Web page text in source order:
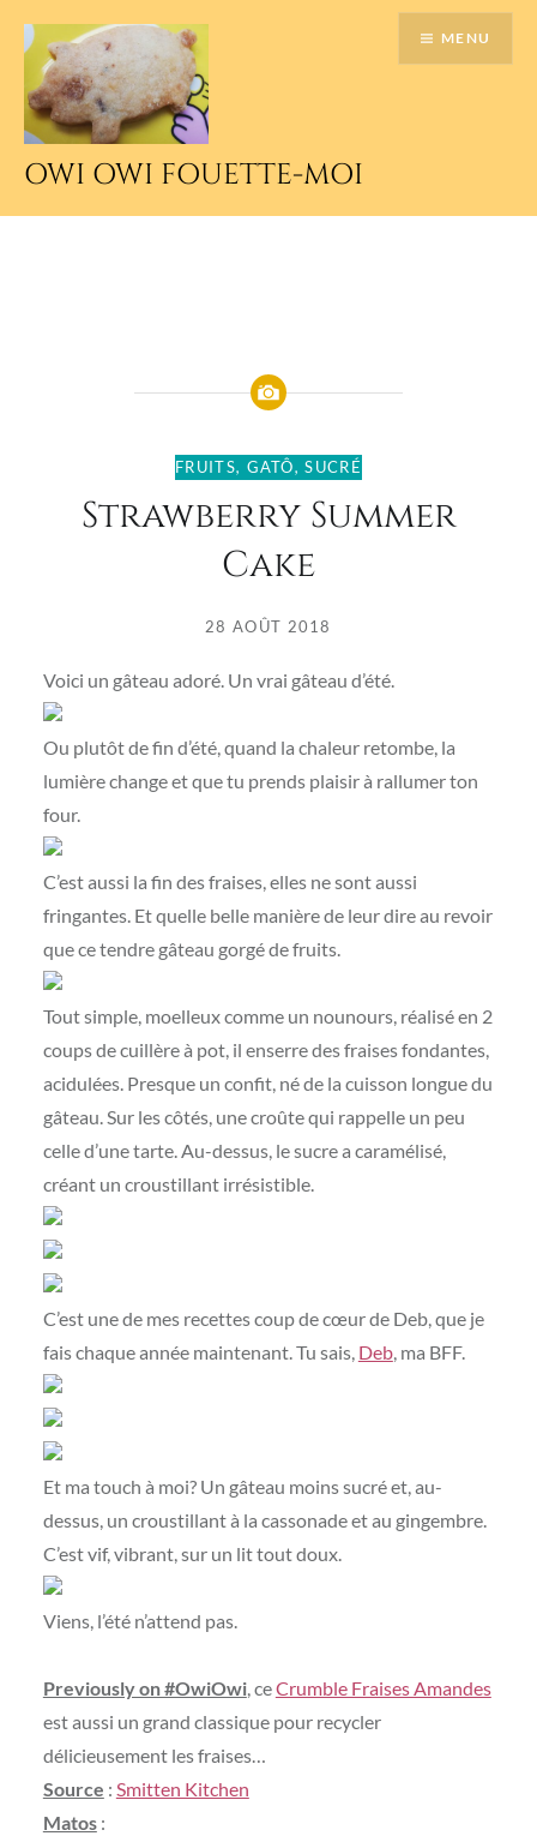
contenu
principal
OWI OWI FOUETTE-MOI
MENU
FRUITS, GATÔ,SUCRÉ
Strawberry Summer
Cake
28 AOÛT 2018
Voici un gâteau adoré. Un vrai gâteau d’été.
Ou plutôt de fin d’été, quand la chaleur retombe, la
lumière change et que tu prends plaisir à rallumer ton
four.
C’est aussi la fin des fraises, elles ne sont aussi
fringantes. Et quelle belle manière de leur dire au revoir
que ce tendre gâteau gorgé de fruits.
Tout simple, moelleux comme un nounours, réalisé en 2
coups de cuillère à pot, il enserre des fraises fondantes,
acidulées. Presque un confit, né de la cuisson longue du
gâteau. Sur les côtés, une croûte qui rappelle un peu
celle d’une tarte. Au-dessus, le sucre a caramélisé,
créant un croustillant irrésistible.
C’est une de mes recettes coup de cœur de Deb, que je
fais chaque année maintenant. Tu sais, Deb, ma BFF.
Et ma touch à moi? Un gâteau moins sucré et, au-
dessus, un croustillant à la cassonade et au gingembre.
C’est vif, vibrant, sur un lit tout doux.
Viens, l’été n’attend pas.
Previously on #OwiOwi, ceCrumble Fraises Amandes
est aussi un grand classique pour recycler
délicieusement les fraises…
Source : Smitten Kitchen
Matos: